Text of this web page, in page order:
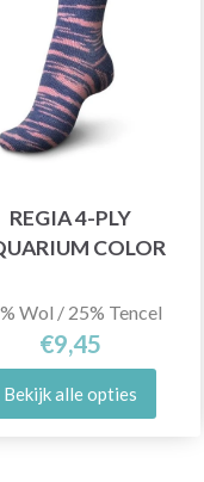
REGIA 4-PLY
COLOR
Wol / 25% Tencel
€9,45
Bekijk alle opties